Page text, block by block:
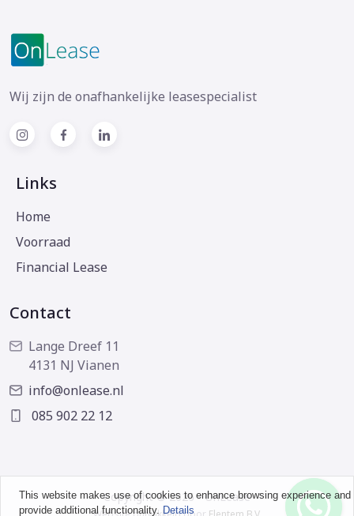
Wij zijn de onafhankelijke leasespecialist
Links
Home
Voorraad
Financial Lease
Contact
Lange Dreef 11
4131 NJ Vianen
info@onlease.nl
085 902 22 12
Copyright © 2026 - OnLease
This website makes use of cookies to enhance browsing experience and
provide additional functionality. Details